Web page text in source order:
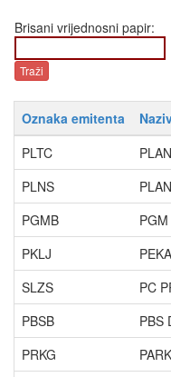
Brisani vrijednosni papir:
Oznaka emitenta
PLTC
PLNS
PGMB
PKLJ
SLZS
PC
PBSB
PBS
PRKG